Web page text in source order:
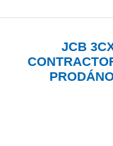
JCB